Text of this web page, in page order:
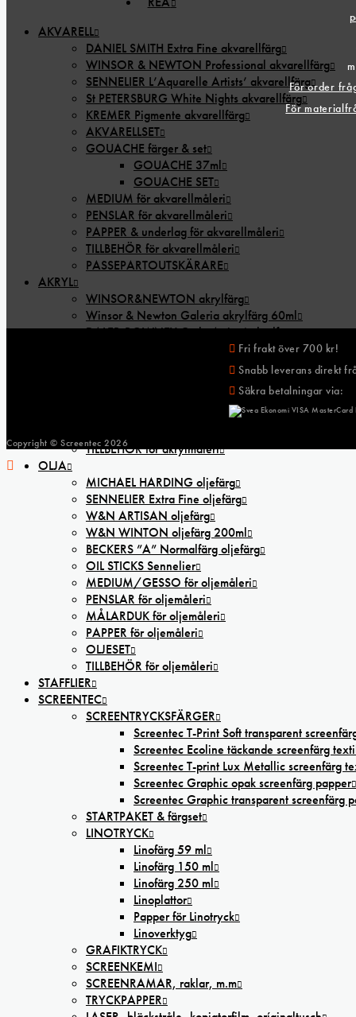
AKVARELL
DANIEL SMITH Extra Fine akvarellfärg
WINSOR & NEWTON Professional akvarellfärg
SENNELIER L’Aquarelle Artists’ akvarellfärg
St PETERSBURG White Nights akvarellfärg
KREMER Pigmente akvarellfärg
AKVARELLSET
GOUACHE färger & set
GOUACHE 37ml
GOUACHE SET
MEDIUM för akvarellmåleri
PENSLAR för akvarellmåleri
PAPPER & underlag för akvarellmåleri
TILLBEHÖR för akvarellmåleri
PASSEPARTOUTSKÄRARE
AKRYL
WINSOR&NEWTON akrylfärg
Winsor & Newton Galeria akrylfärg 60ml
DALER-ROWNEY Cryla Artists’ akrylfärg
FW Artists’ Ink flytande akrylbläck
MEDIUM/GESSO för akrylmåleri
TILLBEHÖR för akrylmåleri
OLJA
MICHAEL HARDING oljefärg
SENNELIER Extra Fine oljefärg
W&N ARTISAN oljefärg
W&N WINTON oljefärg 200ml
BECKERS ”A” Normalfärg oljefärg
OIL STICKS Sennelier
MEDIUM/GESSO för oljemåleri
PENSLAR för oljemåleri
MÅLARDUK för oljemåleri
PAPPER för oljemåleri
OLJESET
TILLBEHÖR för oljemåleri
STAFFLIER
SCREENTEC
SCREENTRYCKSFÄRGER
Screentec T-Print Soft transparent
Screentec Ecoline täckande screenfärg
Screentec T-print Lux Metallic screenfärg
Screentec Graphic opak screenfärg papper
Screentec Graphic transparent screenfärg
STARTPAKET & färgset
LINOTRYCK
Linofärg 59 ml
Linofärg 150 ml
Linofärg 250 ml
Linoplattor
Papper för Linotryck
Linoverktyg
GRAFIKTRYCK
SCREENKEMI
SCREENRAMAR, raklar, m.m
TRYCKPAPPER
För order
För
Fri frakt över 700 kr!
Snabb leverans direkt
Säkra betalningar via:
Copyright © Screentec 2026